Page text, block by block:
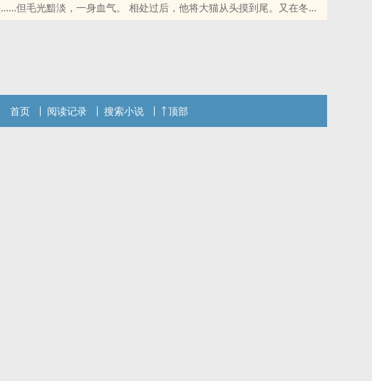
但毛光黯淡，一身血气。 相处过后，他将大猫从头摸到尾。又在冬季
首页 阅读记录 搜索小说 顶部